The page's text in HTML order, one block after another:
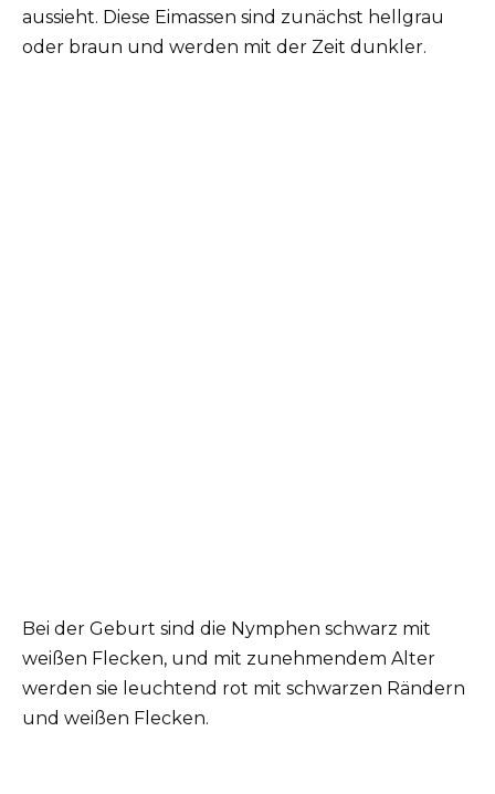
aussieht. Diese Eimassen sind zunächst hellgrau
oder braun und werden mit der Zeit dunkler.
Bei der Geburt sind die Nymphen schwarz mit
weißen Flecken, und mit zunehmendem Alter
werden sie leuchtend rot mit schwarzen Rändern
und weißen Flecken.